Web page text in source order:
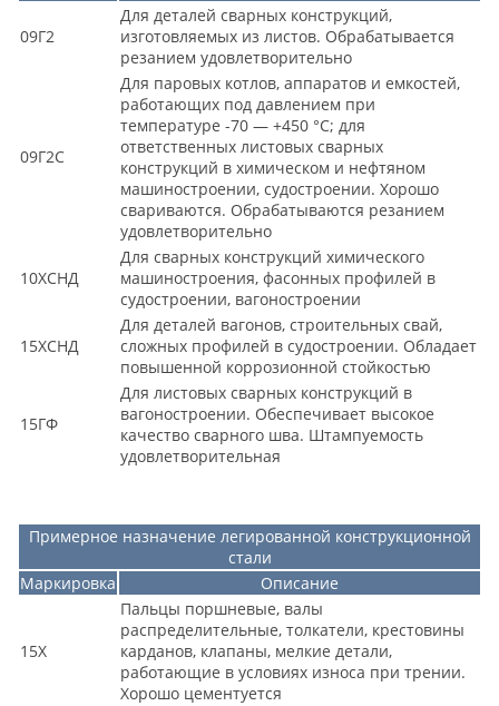
09Г2
Для деталей сварных конструкций,
изготовляемых из листов. Обрабатывается
резанием удовлетворительно
09Г2С
Для паровых котлов, аппаратов и емкостей,
работающих под давлением при
температуре -70 — +450 °С; для
ответственных листовых сварных
конструкций в химическом и нефтяном
машиностроении, судостроении. Хорошо
свариваются. Обрабатываются резанием
удовлетворительно
10ХСНД
Для сварных конструкций химического
машиностроения, фасонных профилей в
судостроении, вагоностроении
15ХСНД
Для деталей вагонов, строительных свай,
сложных профилей в судостроении. Обладает
повышенной коррозионной стойкостью
15ГФ
Для листовых сварных конструкций в
вагоностроении. Обеспечивает высокое
качество сварного шва. Штампуемость
удовлетворительная
Примерное назначение легированной конструкционной
стали
Маркировка
Описание
15Х
Пальцы поршневые, валы
распределительные, толкатели, крестовины
карданов, клапаны, мелкие детали,
работающие в условиях износа при трении.
Хорошо цементуется